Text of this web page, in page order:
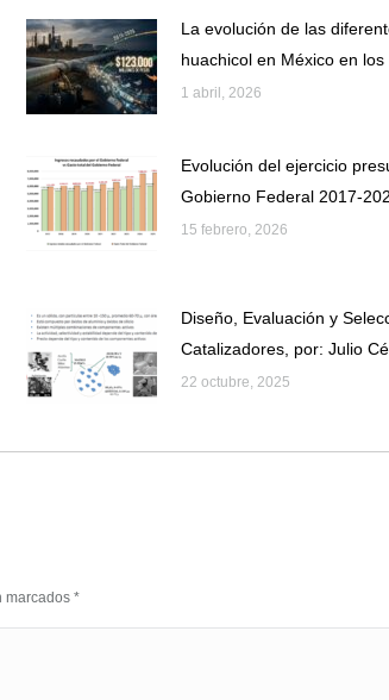
La evolución de las
huachicol en México en
1 abril, 2026
Evolución del ejercicio
Gobierno Federal 2017-
15 febrero, 2026
Diseño, Evaluación y
Catalizadores, por: Julio
22 octubre, 2025
marcados *